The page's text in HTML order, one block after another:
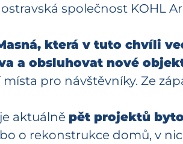
společnost KOHL
která v tuto chvíli
a obsluhovat nové
pro návštěvníky. Ze
aktuálně pět projektů
o rekonstrukce domů, v